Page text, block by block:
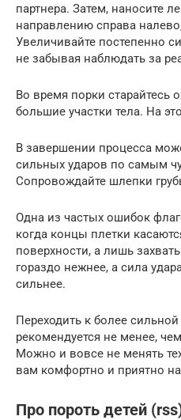
партнера. Затем, наносите
направлению справа
Увеличивайте постепенно
не забывая наблюдать за
Во время порки старайтесь
большие участки тела. На
В завершении процесса
сильных ударов по самым
Сопровождайте шлепки
Одна из частых ошибок
когда концы плетки
поверхности, а лишь
гораздо нежнее, а сила
сильнее.
Переходить к более
рекомендуется не менее,
Можно и вовсе не менять
вам комфортно и приятно
Про пороть детей